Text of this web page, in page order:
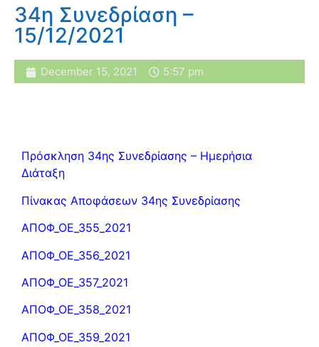
34η Συνεδρίαση –
15/12/2021
December 15, 2021 5:57 pm
Πρόσκληση 34ης Συνεδρίασης – Ημερήσια
Διάταξη
Πίνακας Αποφάσεων 34ης Συνεδρίασης
ΑΠΟΦ_ΟΕ_355_2021
ΑΠΟΦ_ΟΕ_356_2021
ΑΠΟΦ_ΟΕ_357_2021
ΑΠΟΦ_ΟΕ_358_2021
ΑΠΟΦ_ΟΕ_359_2021